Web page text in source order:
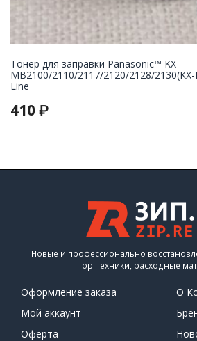
Тонер для заправки Panasonic™ KX-
MB2100/2110/2117/2120/2128/2130(KX-
Line
410 ₽
Новые и профессионально
оргтехники, расходные
Оформление заказа
Мой аккаунт
Оферта
О